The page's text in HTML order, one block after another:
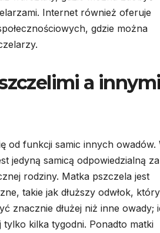
Internet również oferuje
gdzie można
a innymi
od funkcji samic innych owadów.
jedyną samicą odpowiedzialną za
rodziny. Matka pszczela jest
takie jak dłuższy odwłok, który
znacznie dłużej niż inne owady;
kilka tygodni. Ponadto matki